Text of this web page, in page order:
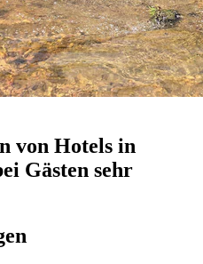
von Hotels in
Gästen sehr